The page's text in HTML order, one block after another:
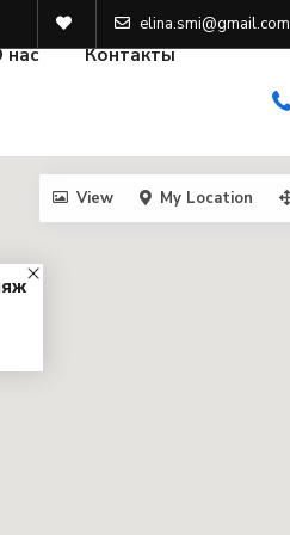
elina.smi@gmail.com
нас Контакты
View My Location